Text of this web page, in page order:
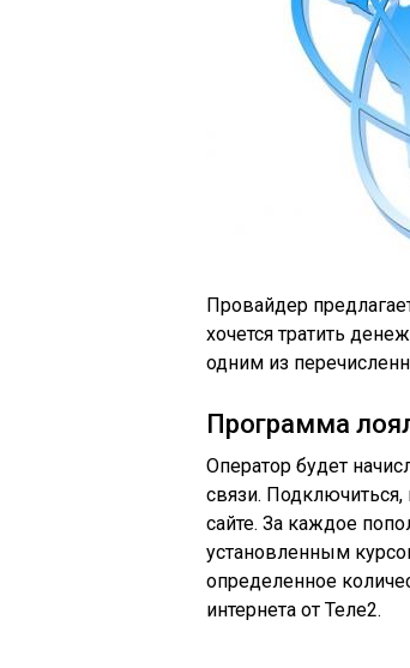
Провайдер
хочется тратить
одним из
Программа
Оператор будет
связи.
сайте. За каждое
установленным
определенное
интернета от Теле2.